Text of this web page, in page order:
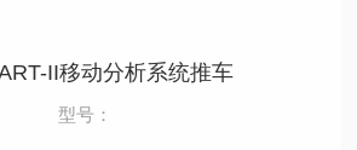
II移动分析系统推车
型号：